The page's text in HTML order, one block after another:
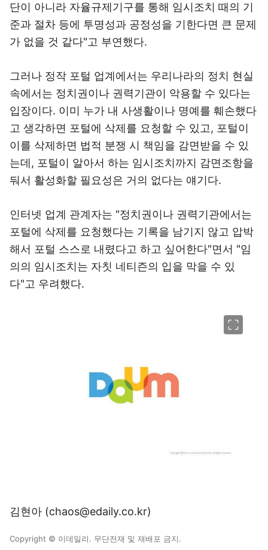
단이 아니라 자율규제기구를 통해 임시조치 때의 기
준과 절차 등에 투명성과 공정성을 기한다면 큰 문제
가 없을 것 같다"고 부연했다.
그러나 정작 포털 업계에서는 우리나라의 정치 현실
속에서는 정치권이나 권력기관이 악용할 수 있다는
입장이다. 이미 누가 내 사생활이나 명예를 훼손했다
고 생각하면 포털에 삭제를 요청할 수 있고, 포털이
이를 삭제하면 법적 분쟁 시 책임을 감면받을 수 있
는데, 포털이 알아서 하는 임시조치까지 감면조항을
둬서 활성화할 필요성은 거의 없다는 얘기다.
인터넷 업계 관계자는 "정치권이나 권력기관에서는
포털에 삭제를 요청했다는 기록을 남기지 않고 압박
해서 포털 스스로 내렸다고 하고 싶어한다"면서 "임
의의 임시조치는 자칫 네티즌의 입을 막을 수 있
다"고 우려했다.
김현아 (chaos@edaily.co.kr)
Copyright © 이데일리. 무단전재 및 재배포 금지.